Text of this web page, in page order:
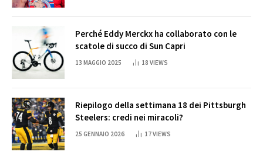
Perché Eddy Merckx ha collaborato con le
scatole di succo di Sun Capri
13 MAGGIO 2025 18 VIEWS
Riepilogo della settimana 18 dei Pittsburgh
Steelers: credi nei miracoli?
25 GENNAIO 2026 17VIEWS